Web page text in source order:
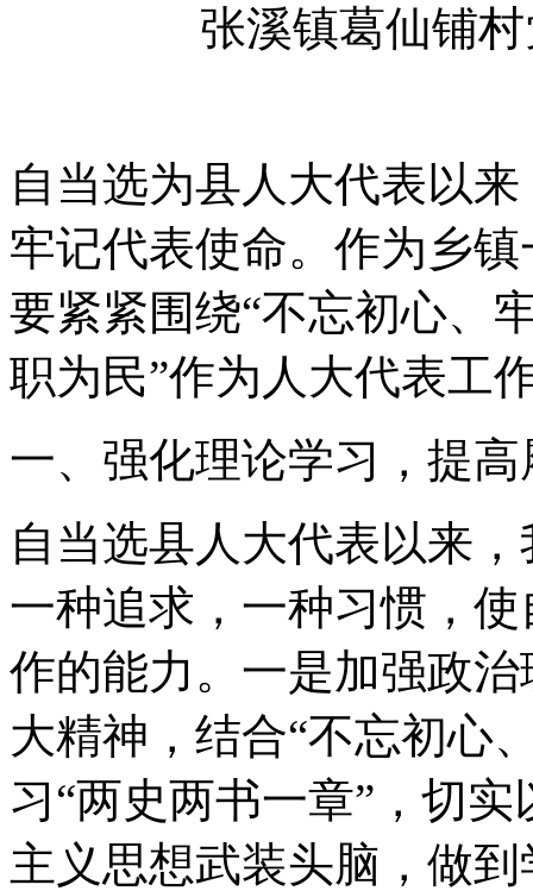
张溪镇葛仙铺
自当选为县人大代表以
牢记代表使命。作为乡
要紧紧围绕“不忘初心、
职为民”作为人大代表工
一、强化理论学习，提
自当选县人大代表以来
一种追求，一种习惯，
作的能力。一是加强政
大精神，结合“不忘初心
习“两史两书一章”，切
主义思想武装头脑，做